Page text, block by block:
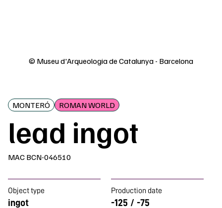
© Museu d'Arqueologia de Catalunya - Barcelona
MONTERÓ ROMAN WORLD
lead ingot
MAC BCN-046510
Object type
ingot
Production date
-125 / -75